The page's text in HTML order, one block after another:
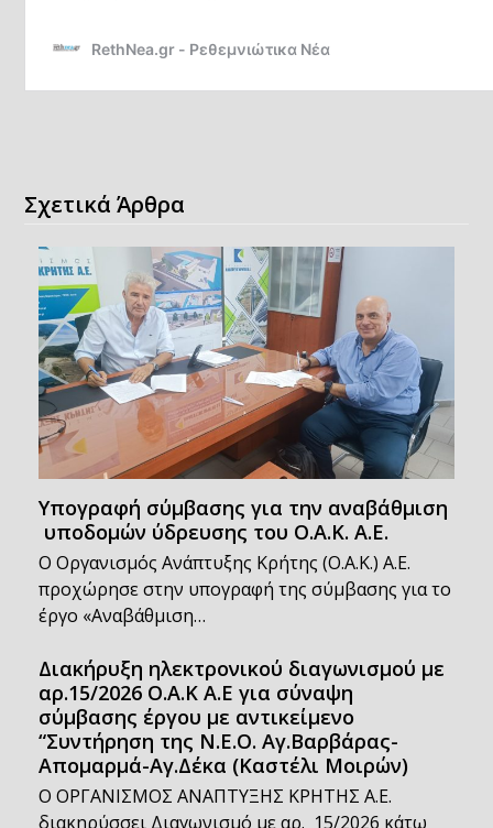
Σχετικά Άρθρα
Υπογραφή σύμβασης για την αναβάθμιση
υποδομών ύδρευσης του Ο.Α.Κ. Α.Ε.
Ο Οργανισμός Ανάπτυξης Κρήτης (Ο.Α.Κ.) Α.Ε.
προχώρησε στην υπογραφή της σύμβασης για το
έργο «Αναβάθμιση…
Διακήρυξη ηλεκτρονικού διαγωνισμού με
αρ.15/2026 Ο.Α.Κ Α.Ε για σύναψη
σύμβασης έργου με αντικείμενο
“Συντήρηση της Ν.Ε.Ο. Αγ.Βαρβάρας-
Απομαρμά-Αγ.Δέκα (Καστέλι Μοιρών)
Ο ΟΡΓΑΝΙΣΜΟΣ ΑΝΑΠΤΥΞΗΣ ΚΡΗΤΗΣ Α.Ε.
διακηρύσσει Διαγωνισμό με αρ. 15/2026 κάτω